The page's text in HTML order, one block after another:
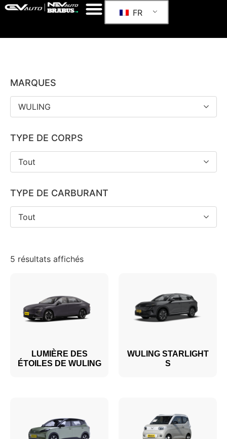
FR
MARQUES
WULING
TYPE DE CORPS
Tout
TYPE DE CARBURANT
Tout
5 résultats affichés
LUMIÈRE DES
ÉTOILES DE WULING
WULING STARLIGHT
S